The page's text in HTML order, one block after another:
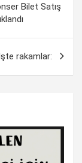
Bilet Satış
rakamlar: